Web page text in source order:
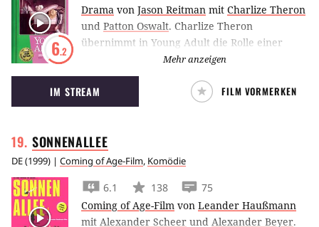
6.2
Drama von Jason Reitman mit Charlize Theron
und Patton Oswalt. Charlize Theron
übernimmt in Young Adult die Rolle einer
schlecht gelaunten Autorin, die Probleme
damit, hat Probleme zu haben.
Mehr anzeigen
IM STREAM FILM VORMERKEN
SONNENALLEE
DE(1999) | Coming of Age-Film, Komödie
6.1 138
75
Coming of Age-Film von Leander Haußmann
mit Alexander Scheer und Alexander Beyer.